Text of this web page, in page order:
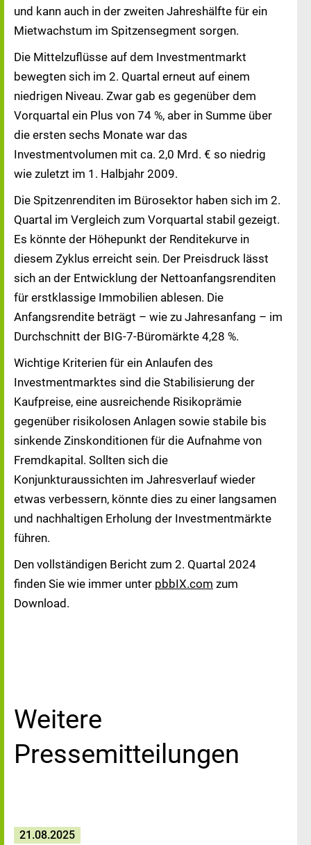
und kann auch in der zweiten Jahreshälfte für ein
Mietwachstum im Spitzensegment sorgen.
Die Mittelzuflüsse auf dem Investmentmarkt
bewegten sich im 2. Quartal erneut auf einem
niedrigen Niveau. Zwar gab es gegenüber dem
Vorquartal ein Plus von 74 %, aber in Summe über
die ersten sechs Monate war das
Investmentvolumen mit ca. 2,0 Mrd. € so niedrig
wie zuletzt im 1. Halbjahr 2009.
Die Spitzenrenditen im Bürosektor haben sich im 2.
Quartal im Vergleich zum Vorquartal stabil gezeigt.
Es könnte der Höhepunkt der Renditekurve in
diesem Zyklus erreicht sein. Der Preisdruck lässt
sich an der Entwicklung der Nettoanfangsrenditen
für erstklassige Immobilien ablesen. Die
Anfangsrendite beträgt – wie zu Jahresanfang – im
Durchschnitt der BIG-7-Büromärkte 4,28 %.
Wichtige Kriterien für ein Anlaufen des
Investmentmarktes sind die Stabilisierung der
Kaufpreise, eine ausreichende Risikoprämie
gegenüber risikolosen Anlagen sowie stabile bis
sinkende Zinskonditionen für die Aufnahme von
Fremdkapital. Sollten sich die
Konjunkturaussichten im Jahresverlauf wieder
etwas verbessern, könnte dies zu einer langsamen
und nachhaltigen Erholung der Investmentmärkte
führen.
Den vollständigen Bericht zum 2. Quartal 2024
finden Sie wie immer unter pbbIX.com zum
Download.
Weitere
Pressemitteilungen
21.08.2025